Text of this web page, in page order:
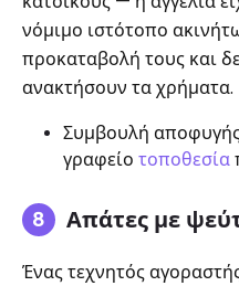
νόμιμο ιστότοπο
προκαταβολή τους και
ανακτήσουν τα χρήματα.
Συμβουλή
γραφείο τοποθεσία
Απάτες με
Ένας τεχνητός